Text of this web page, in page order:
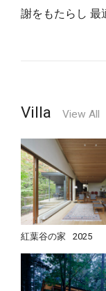
謝をもたらし 最
Villa View All
紅葉谷の家 2025